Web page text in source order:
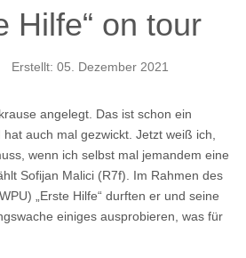
Hilfe“ on tour
Erstellt: 05. Dezember 2021
angelegt. Das ist schon ein
auch mal gezwickt. Jetzt weiß ich,
wenn ich selbst mal jemandem eine
Sofijan Malici (R7f). Im Rahmen des
„Erste Hilfe“ durften er und seine
einiges ausprobieren, was für